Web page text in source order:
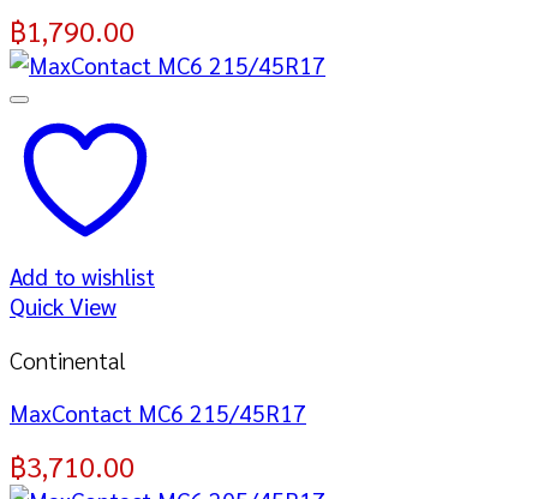
฿1,790.00
Add to wishlist
Quick View
Continental
MaxContact MC6 215/45R17
฿3,710.00